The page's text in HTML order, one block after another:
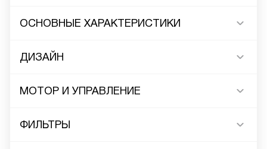
ОСНОВНЫЕ ХАРАКТЕРИСТИКИ
ДИЗАЙН
МОТОР И УПРАВЛЕНИЕ
ФИЛЬТРЫ